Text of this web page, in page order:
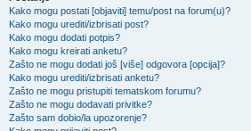
Kako mogu postati [objaviti] temu/post na forum(u)?
Kako mogu urediti/izbrisati post?
Kako mogu dodati potpis?
Kako mogu kreirati anketu?
Zašto ne mogu dodati još [više] odgovora [opcija]?
Kako mogu urediti/izbrisati anketu?
Zašto ne mogu pristupiti tematskom forumu?
Zašto ne mogu dodavati privitke?
Zašto sam dobio/la upozorenje?